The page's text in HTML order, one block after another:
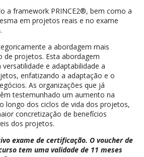
a framework PRINCE2®, bem como a
em projetos reais e no exame
a abordagem mais
de projetos. Esta abordagem
e adaptabilidade a
enfatizando a adaptação e o
As organizações que já
testemunhado um aumento na
longo dos ciclos de vida dos projetos,
concretização de benefícios
dos projetos.
exame de certificação. O voucher de
tem uma validade de 11 meses